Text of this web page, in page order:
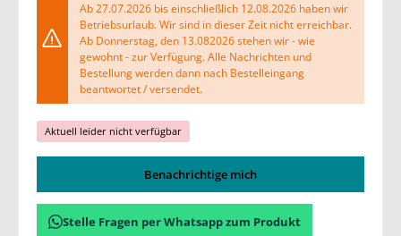
Ab 27.07.2026 bis einschließlich 12.08.2026 haben wir
Betriebsurlaub. Wir sind in dieser Zeit nicht erreichbar.
Ab Donnerstag, den 13.082026 stehen wir - wie
gewohnt - zur Verfügung. Alle Nachrichten und
Bestellung werden dann nach Bestelleingang
beantwortet / versendet.
Aktuell leider nicht verfügbar
Benachrichtige mich
Stelle Fragen per Whatsapp zum Produkt